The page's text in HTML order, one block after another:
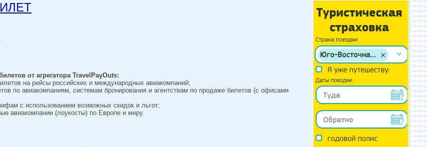
от агрегатора TravelPayOuts:
на рейсы российских и международных авиакомпаний;
по авиакомпаниям, системам бронирования и агентствам по продаже билетов (с офисами
с использованием возможных скидок и льгот;
авиакомпании (лоукосты) по Европе и миру.